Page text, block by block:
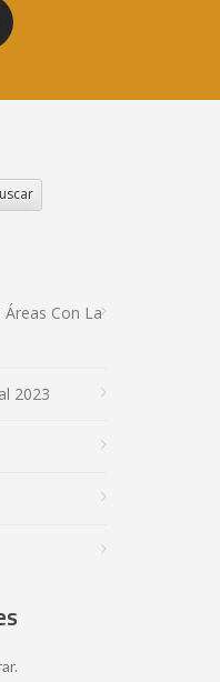
Con La
2023